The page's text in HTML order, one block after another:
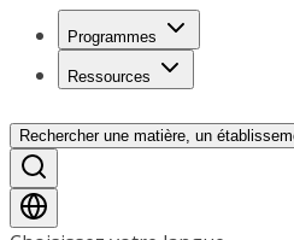
Programmes
Ressources
Rechercher une matière, un